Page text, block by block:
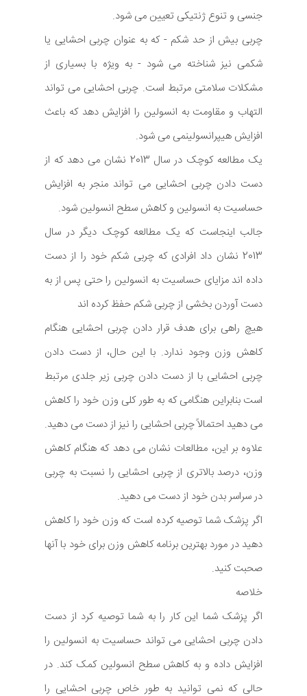
جنسی و تنوع ژنتیکی تعیین می شود.
چربی بیش از حد شکم - که به عنوان چربی احشایی یا
شکمی نیز شناخته می شود - به ویژه با بسیاری از
مشکلات سلامتی مرتبط است. چربی احشایی می تواند
التهاب و مقاومت به انسولین را افزایش دهد که باعث
افزایش هیپرانسولینمی می شود.
یک مطالعه کوچک در سال 2013 نشان می دهد که از
دست دادن چربی احشایی می تواند منجر به افزایش
حساسیت به انسولین و کاهش سطح انسولین شود.
جالب اینجاست که یک مطالعه کوچک دیگر در سال
2013 نشان داد افرادی که چربی شکم خود را از دست
داده اند مزایای حساسیت به انسولین را حتی پس از به
دست آوردن بخشی از چربی شکم حفظ کرده اند
هیچ راهی برای هدف قرار دادن چربی احشایی هنگام
کاهش وزن وجود ندارد. با این حال، از دست دادن
چربی احشایی با از دست دادن چربی زیر جلدی مرتبط
است بنابراین هنگامی که به طور کلی وزن خود را کاهش
می دهید احتمالاً چربی احشایی را نیز از دست می دهید.
علاوه بر این، مطالعات نشان می دهد که هنگام کاهش
وزن، درصد بالاتری از چربی احشایی را نسبت به چربی
در سراسر بدن خود از دست می دهید.
اگر پزشک شما توصیه کرده است که وزن خود را کاهش
دهید در مورد بهترین برنامه کاهش وزن برای خود با آنها
صحبت کنید.
خلاصه
اگر پزشک شما این کار را به شما توصیه کرد از دست
دادن چربی احشایی می تواند حساسیت به انسولین را
افزایش داده و به کاهش سطح انسولین کمک کند. در
حالی که نمی توانید به طور خاص چربی احشایی را